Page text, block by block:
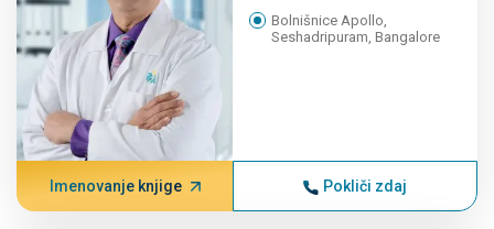
Bolnišnice Apollo,
Seshadripuram, Bangalore
Imenovanje knjige Pokliči zdaj